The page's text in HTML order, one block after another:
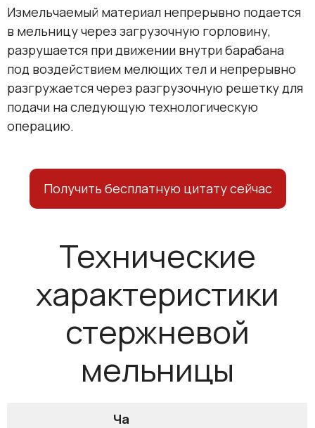
Измельчаемый материал непрерывно подается
в мельницу через загрузочную горловину,
разрушается при движении внутри барабана
под воздействием мелющих тел и непрерывно
разгружается через разгрузочную решетку для
подачи на следующую технологическую
операцию.
Получить бесплатную цитату сейчас
Технические
характеристики
стержневой
мельницы
Ча